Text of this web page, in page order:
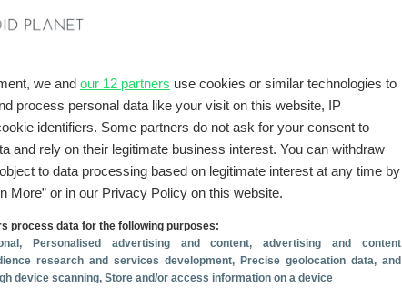
we and our 12 partners use cookies or similar technologies to
process personal data like your visit on this website, IP
identifiers. Some partners do not ask for your consent to
and rely on their legitimate business interest. You can withdraw
to data processing based on legitimate interest at any time by
More” or in our Privacy Policy on this website.
process data for the following purposes:
, Personalised advertising and content, advertising and content
research and services development, Precise geolocation data, and
device scanning, Store and/or access information on a device
aankondigingen van Google I/O 2017
over Google of een van de smartphones of tablets
ga dan naar de